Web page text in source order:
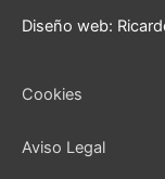
Diseño web:
Cookies
Aviso Legal